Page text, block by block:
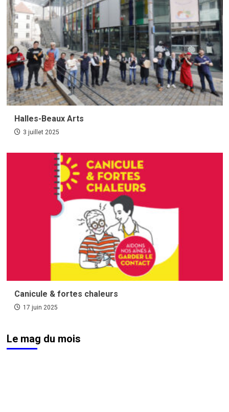
Halles-Beaux Arts
3 juillet 2025
Canicule & fortes chaleurs
17 juin 2025
Le mag du mois